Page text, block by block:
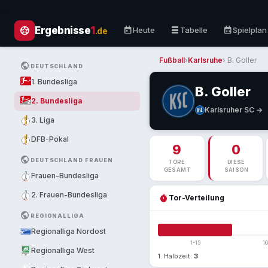
sports_soccer Ergebnisse1.de todayHeute table_rows Tabelle calendar_monthSpielplan
PUBLIC DEUTSCHLAND
1. Bundesliga
2. Bundesliga
3. Liga
DFB-Pokal
PUBLIC DEUTSCHLAND FRAUEN
Frauen-Bundesliga
2. Frauen-Bundesliga
PUBLIC REGIONALLIGA
Regionalliga Nordost
Regionalliga West
Fußball›Karlsruhe› B. Goller
B. Goller
Karlsruher SC →
9
TORE
GESAMT
0
DIESE
SAISON
timer Tor-Verteilung
1-15
1. Halbzeit: 3